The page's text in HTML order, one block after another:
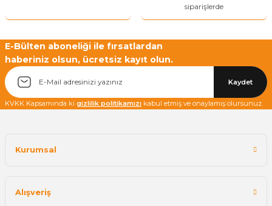
Yetkiliye Gönder
siparişlerde
E-Bülten aboneliği ile fırsatlardan
haberiniz olsun, ücretsiz kayıt olun.
Kaydet
KVKK Kapsamında ki gizlilik politikamızı kabul etmiş ve onaylamış olursunuz.
Kurumsal
Alışveriş